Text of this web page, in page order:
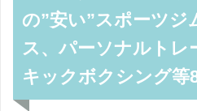
の”安い”スポーツジ
ス、パーソナルトレ
キックボクシング等